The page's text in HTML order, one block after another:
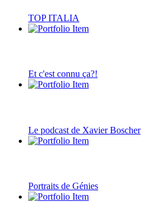
TOP ITALIA
Et c'est connu ça?!
Le podcast de Xavier Boscher
Portraits de Génies